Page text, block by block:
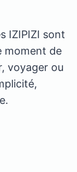
IZIPIZI sont
moment de
voyager ou